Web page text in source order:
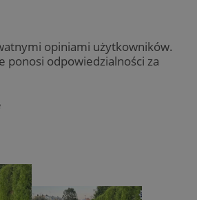
opiniami użytkowników.
ponosi odpowiedzialności za